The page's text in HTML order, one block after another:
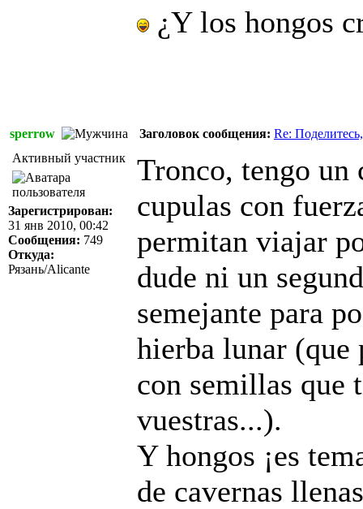
¿Y los hongos
sperrow Заголовок сообщения: Re:
Активный участник
Зарегистрирован:
31 янв 2010, 00:42
Сообщения: 749
Откуда:
Рязань/Alicante
Tronco, tengo un
cupulas con
permitan viajar
dude ni un
semejante para
hierba lunar (que
con semillas que
vuestras...).
Y hongos ¡es
de cavernas